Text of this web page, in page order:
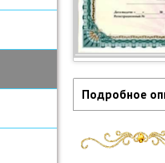
Подробное